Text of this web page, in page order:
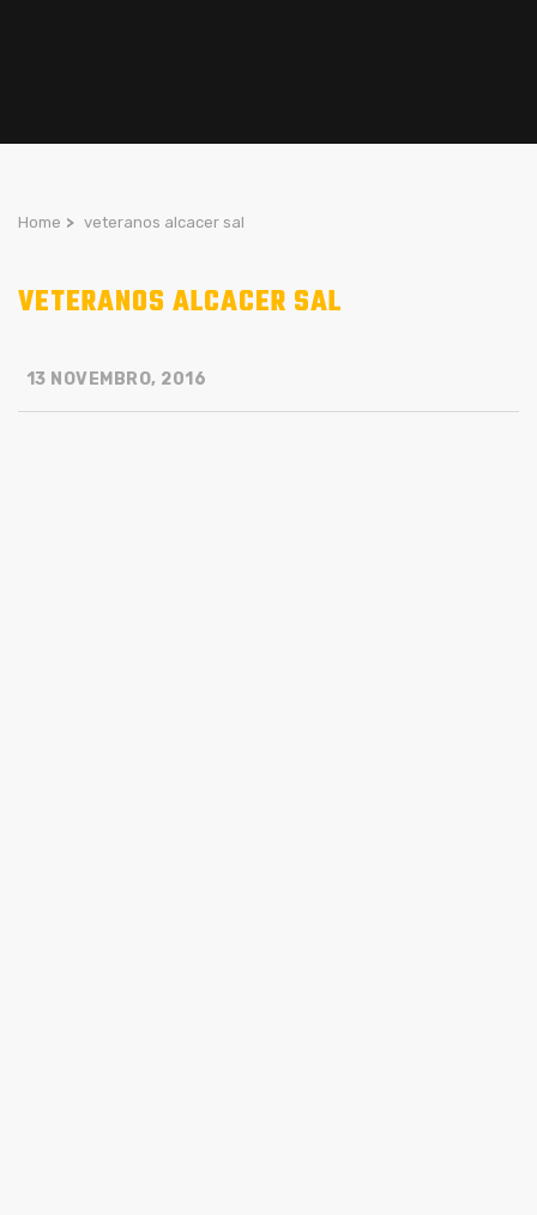
Home > veteranos alcacer sal
VETERANOS ALCACER SAL
13 NOVEMBRO, 2016